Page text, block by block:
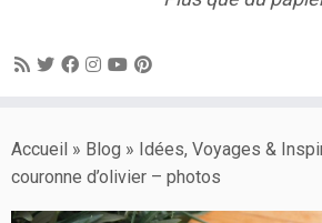
Accueil » Blog » Idées, Voyages &
couronne d’olivier – photos